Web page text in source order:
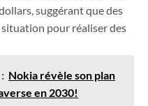
suggérant que des
pour réaliser des
Nokia révèle son plan
en 2030!